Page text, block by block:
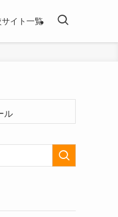
サイト一覧
ル